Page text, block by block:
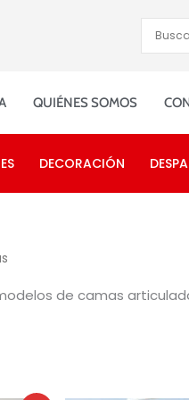
QUIÉNES SOMOS
DECORACIÓN
de camas